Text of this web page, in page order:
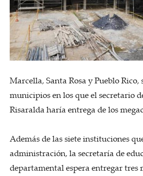
Marcella, Santa Rosa y Pueblo Rico,
municipios en los que el secretario
Risaralda haría entrega de los
Además de las siete instituciones
administración, la secretaría de
departamental espera entregar tres